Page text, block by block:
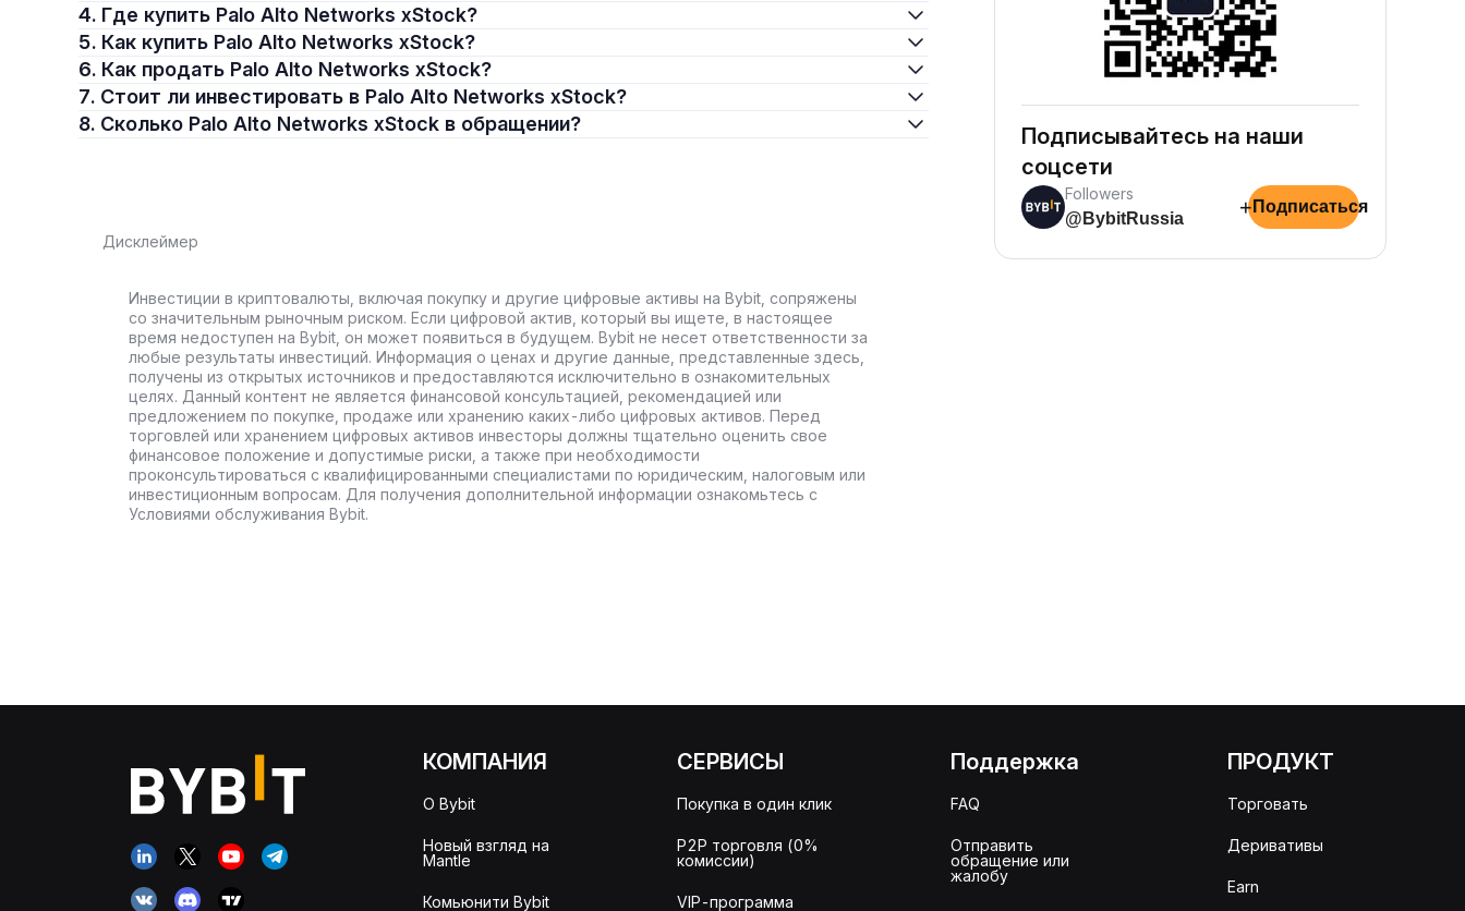
4. Где купить Palo Alto Networks xStock?
5. Как купить Palo Alto Networks xStock?
6. Как продать Palo Alto Networks xStock?
7. Стоит ли инвестировать в Palo Alto Networks xStock?
8. Сколько Palo Alto Networks xStock в обращении?
Дисклеймер
Инвестиции в криптовалюты, включая покупку и другие цифровые активы на Bybit, сопряжены
со значительным рыночным риском. Если цифровой актив, который вы ищете, в настоящее
время недоступен на Bybit, он может появиться в будущем. Bybit не несет ответственности за
любые результаты инвестиций. Информация о ценах и другие данные, представленные здесь,
получены из открытых источников и предоставляются исключительно в ознакомительных
целях. Данный контент не является финансовой консультацией, рекомендацией или
предложением по покупке, продаже или хранению каких-либо цифровых активов. Перед
торговлей или хранением цифровых активов инвесторы должны тщательно оценить свое
финансовое положение и допустимые риски, а также при необходимости
проконсультироваться с квалифицированными специалистами по юридическим, налоговым или
инвестиционным вопросам. Для получения дополнительной информации ознакомьтесь с
Условиями обслуживания Bybit.
Подписывайтесь на наши
соцсети
Followers
@BybitRussia
+ Подписаться
КОМПАНИЯ
О Bybit
Новый взгляд на
Mantle
Комьюнити Bybit
СЕРВИСЫ
Покупка в один клик
P2P торговля (0%
комиссии)
VIP-программа
Поддержка
FAQ
Отправить
обращение или
жалобу
ПРОДУКТ
Торговать
Деривативы
Earn